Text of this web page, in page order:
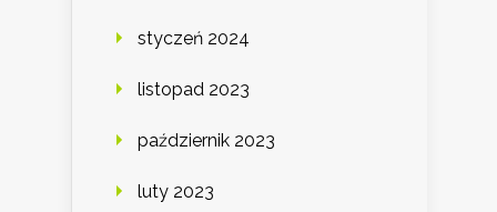
styczeń 2024
listopad 2023
październik 2023
luty 2023